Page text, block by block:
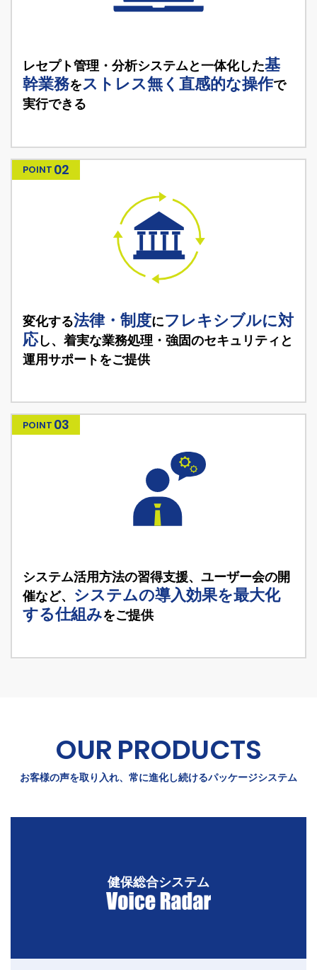
レセプト管理・分析システムと一体化した基
幹業務をストレス無く直感的な操作で
実行できる
POINT 02
変化する法律・制度にフレキシブルに対
応し、着実な業務処理・強固のセキュリティと
運用サポートをご提供
POINT 03
システム活用方法の習得支援、ユーザー会の開
催など、 システムの導入効果を最大化
する仕組みをご提供
OUR PRODUCTS
お客様の声を取り入れ、常に進化し続けるパッケージシステム
健保総合システム